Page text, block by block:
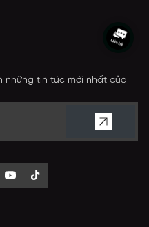
những tin tức mới nhất của